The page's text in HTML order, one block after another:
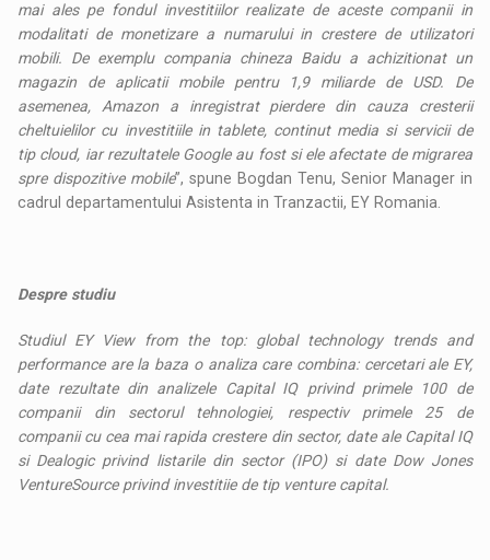
mai ales pe fondul investitiilor realizate de aceste companii in
modalitati de monetizare a numarului in crestere de utilizatori
mobili. De exemplu compania chineza Baidu a achizitionat un
magazin de aplicatii mobile pentru 1,9 miliarde de USD. De
asemenea, Amazon a inregistrat pierdere din cauza cresterii
cheltuielilor cu investitiile in tablete, continut media si servicii de
tip cloud, iar rezultatele Google au fost si ele afectate de migrarea
spre dispozitive mobile”, spune Bogdan Tenu, Senior Manager in
cadrul departamentului Asistenta in Tranzactii, EY Romania.
Despre studiu
Studiul EY View from the top: global technology trends and
performance are la baza o analiza care combina: cercetari ale EY,
date rezultate din analizele Capital IQ privind primele 100 de
companii din sectorul tehnologiei, respectiv primele 25 de
companii cu cea mai rapida crestere din sector, date ale Capital IQ
si Dealogic privind listarile din sector (IPO) si date Dow Jones
VentureSource privind investitiie de tip venture capital.